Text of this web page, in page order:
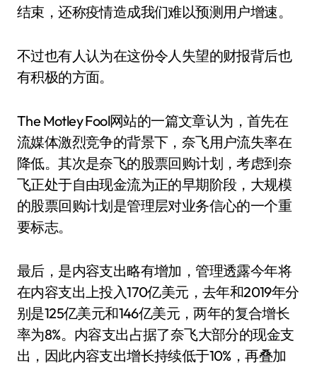
结束，还称疫情造成我们难以预测用户增速。
不过也有人认为在这份令人失望的财报背后也
有积极的方面。
The Motley Fool网站的一篇文章认为，首先在
流媒体激烈竞争的背景下，奈飞用户流失率在
降低。其次是奈飞的股票回购计划，考虑到奈
飞正处于自由现金流为正的早期阶段，大规模
的股票回购计划是管理层对业务信心的一个重
要标志。
最后，是内容支出略有增加，管理透露今年将
在内容支出上投入170亿美元，去年和2019年分
别是125亿美元和146亿美元，两年的复合增长
率为8%。内容支出占据了奈飞大部分的现金支
出，因此内容支出增长持续低于10%，再叠加